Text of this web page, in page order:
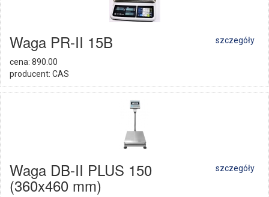
Waga PR-II 15B
cena: 890.00
producent: CAS
szczegóły
Waga DB-II PLUS 150
(360x460 mm)
szczegóły